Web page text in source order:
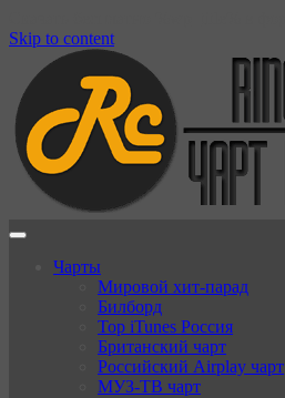
Skip to content
Чарты
Мировой хит-парад
Билборд
Top iTunes Россия
Британский чарт
Российский Airplay чарт
МУЗ-ТВ чарт